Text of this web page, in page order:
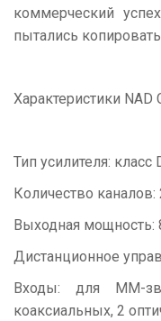
коммерческий
пытались
Характеристики NAD
Тип усилителя: класс
Количество каналов:
Выходная мощность:
Дистанционное
Входы: для ММ-
коаксиальных, 2